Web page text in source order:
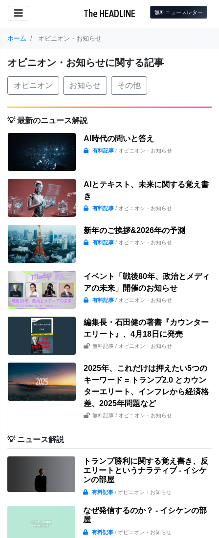
The HEADLINE 無料ニュースレター
ホーム オピニオン・お知らせ
オピニオン・お知らせに関する記事
オピニオン お知らせ その他
💡 最新のニュース解説
AI時代の問いと答え
有料記事 / オピニオン・お知らせ
AIとテキスト、未来に関する覚え書
き
有料記事 / オピニオン・お知らせ
新年のご挨拶&2026年の予測
有料記事 / オピニオン・お知らせ
イベント「戦後80年、政治とメディ
アの未来」開催のお知らせ
有料記事 / オピニオン・お知らせ
編集長・石田健の著書『カウンター
エリート』、4月18日に発売
無料記事 / オピニオン・お知らせ
2025年、これだけは押えたい5つの
キーワード = トランプ2.0 とカウン
ターエリート、インフレから経済格
差、2025年問題など
無料記事 / オピニオン・お知らせ
💡 ニュース解説
トランプ勝利に関する覚え書き、反
エリートというナラティブ - イシケ
ンの部屋
有料記事/ オピニオン・お知らせ
なぜ発信するのか？ - イシケンの部
屋
有料記事/ オピニオン・お知らせ